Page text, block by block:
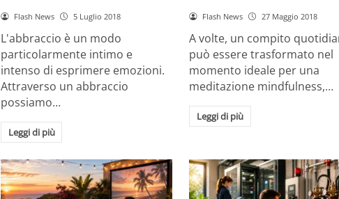
Flash News 5 Luglio 2018
L'abbraccio è un modo
particolarmente intimo e
intenso di esprimere emozioni.
Attraverso un abbraccio
possiamo…
Leggi di più
Flash News 27 Maggio 2018
A volte, un compito
può essere trasformato nel
momento ideale per una
meditazione mindfulness,…
Leggi di più